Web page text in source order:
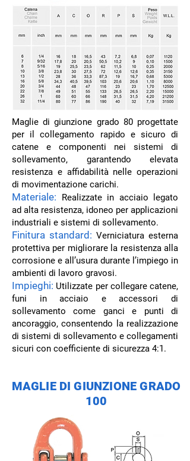
Maglie di giunzione grado 80 progettate
per il collegamento rapido e sicuro di
catene e componenti nei sistemi di
sollevamento, garantendo elevata
resistenza e affidabilità nelle operazioni
di movimentazione carichi.
Materiale: Realizzate in acciaio legato
ad alta resistenza, idoneo per applicazioni
industriali e sistemi di sollevamento.
Finitura standard: Verniciatura esterna
protettiva per migliorare la resistenza alla
corrosione e all’usura durante l’impiego in
ambienti di lavoro gravosi.
Impieghi: Utilizzate per collegare catene,
funi in acciaio e accessori di
sollevamento come ganci e punti di
ancoraggio, consentendo la realizzazione
di sistemi di sollevamento e collegamenti
sicuri con coefficiente di sicurezza 4:1.
MAGLIE DI GIUNZIONE GRADO
100